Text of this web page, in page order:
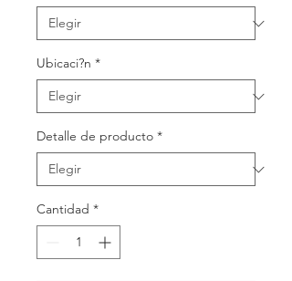
Ubicaci?n *
Detalle de producto *
Cantidad *